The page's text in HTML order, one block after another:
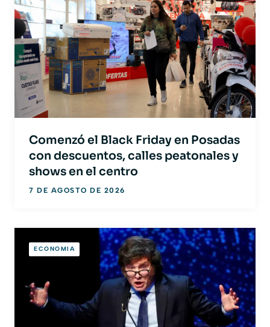
Comenzó el Black Friday en Posadas
con descuentos, calles peatonales y
shows en el centro
7 DE AGOSTO DE 2026
ECONOMIA